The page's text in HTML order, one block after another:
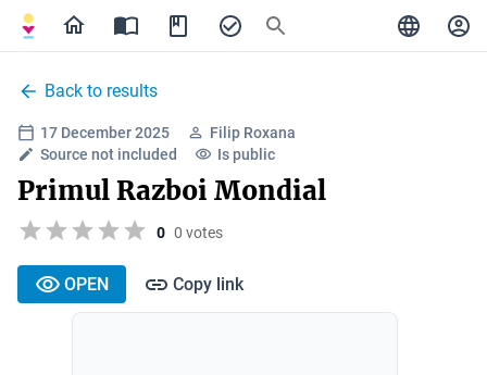
Back to results
17 December 2025
Filip Roxana
Source not included
Is public
Primul Razboi Mondial
0 0 votes
OPEN Copy link